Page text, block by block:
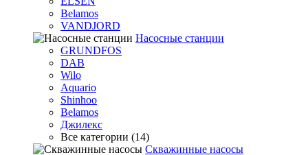
Belamos
VANDJORD
Насосные станции
GRUNDFOS
DAB
Wilo
Aquario
Shinhoo
Belamos
Джилекс
Все категории (14)
Скважинные насосы